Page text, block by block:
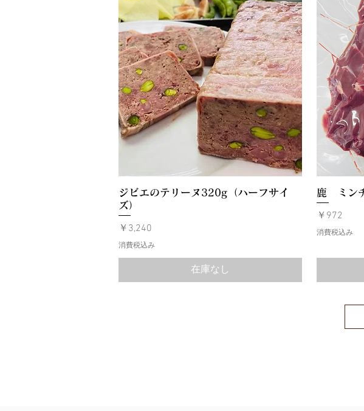
ジビエのテリーヌ320g（ハーフサイ
ズ）
価格
￥3,240
消費税込み
在庫なし
鹿 ミン
価格
￥972
消費税込み